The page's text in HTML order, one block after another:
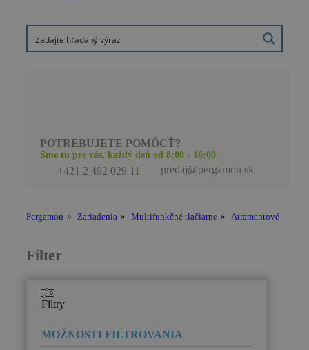
POTREBUJETE POMÔCŤ?
Sme tu pre vás, každý deň od 8:00 - 16:00
+421 2 492 029 11 predaj@pergamon.sk
Pergamon » Zariadenia » Multifunkčné tlačiarne » Atramentové
Filter
Filtry